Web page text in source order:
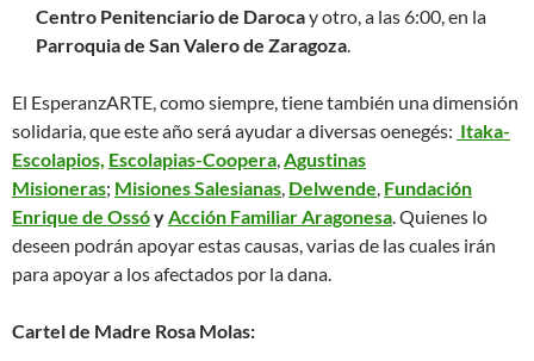
Centro Penitenciario de Darocay otro, a las 6:00, en la
Parroquia de San Valero de Zaragoza
El EsperanzARTE, como siempre, tiene también una dimensión
solidaria, que este año será ayudar a diversas oenegés: Itaka-
Escolapios, Escolapias-Coopera Agustinas
Misioneras; Misiones Salesianas Delwende Fundación
Enrique de Ossóy Acción Familiar Aragonesa . Quienes lo
deseen podrán apoyar estas causas, varias de las cuales irán
para apoyar a los afectados por la dana.
Cartel de Madre Rosa Molas: